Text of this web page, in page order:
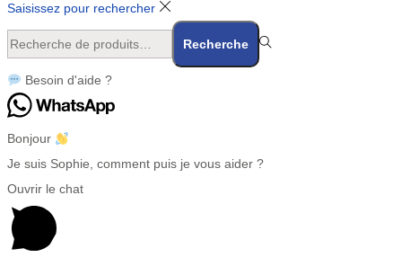
Saisissez pour rechercher
Rechercher
pour :>
Recherche
Besoin d'aide ?
Bonjour
Je suis Sophie, comment puis je vous aider ?
Ouvrir le chat